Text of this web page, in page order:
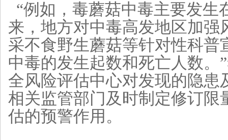
“例如，毒蘑菇中毒主要发生
来，地方对中毒高发地区加强
采不食野生蘑菇等针对性科普
中毒的发生起数和死亡人数。
全风险评估中心对发现的隐患
相关监管部门及时制定修订限
估的预警作用。